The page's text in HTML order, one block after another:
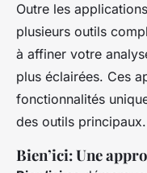
Outre les
plusieurs outils
à affiner votre
plus éclairées. Ces
fonctionnalités
des outils principaux.
Bien’ici: Une